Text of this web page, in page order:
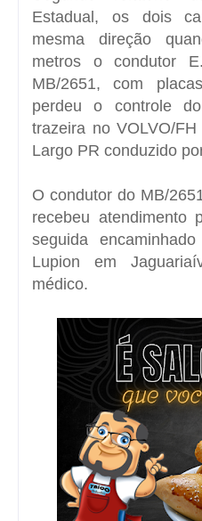
Estadual, os dois
mesma direção
metros o condutor
MB/2651, com
perdeu o controle
trazeira no VOLVO/
Largo PR conduzido
O condutor do MB/
recebeu atendimento
seguida
Lupion em
médico.